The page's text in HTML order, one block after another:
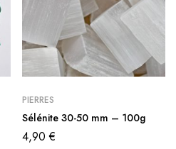
PIERRES
Sélénite 30-50 mm – 100g
4,90€